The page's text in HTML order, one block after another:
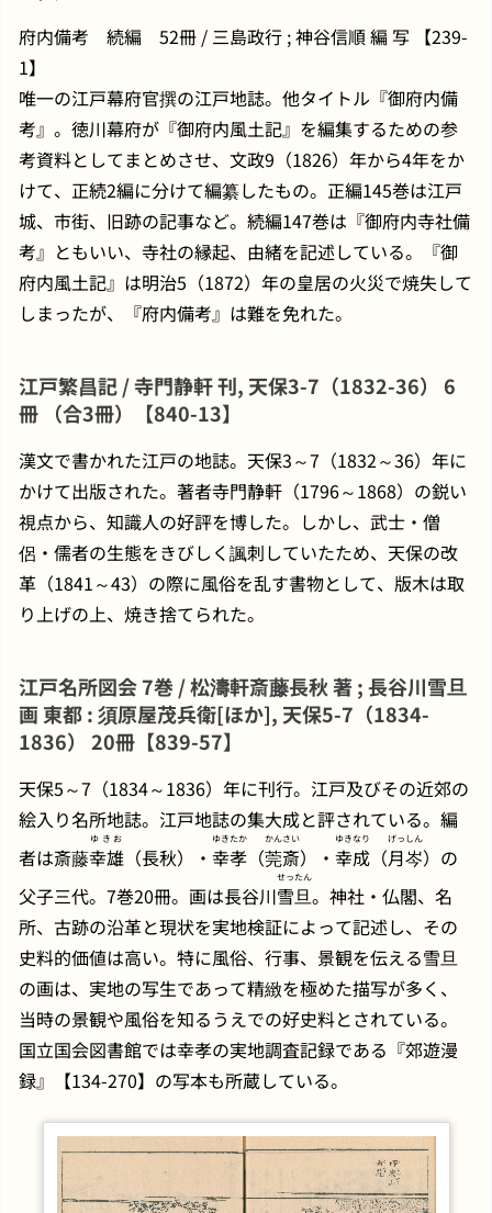
府内備考 続編 52冊 / 三島政行 ; 神谷信順 編 写 【239-
1】
唯一の江戸幕府官撰の江戸地誌。他タイトル『御府内備
考』。徳川幕府が『御府内風土記』を編集するための参
考資料としてまとめさせ、文政9（1826）年から4年をか
けて、正続2編に分けて編纂したもの。正編145巻は江戸
城、市街、旧跡の記事など。続編147巻は『御府内寺社備
考』ともいい、寺社の縁起、由緒を記述している。『御
府内風土記』は明治5（1872）年の皇居の火災で焼失して
しまったが、『府内備考』は難を免れた。
江戸繁昌記 / 寺門静軒 刊, 天保3-7（1832-36） 6
冊 （合3冊）【840-13】
漢文で書かれた江戸の地誌。天保3～7（1832～36）年に
かけて出版された。著者寺門静軒（1796～1868）の鋭い
視点から、知識人の好評を博した。しかし、武士・僧
侶・儒者の生態をきびしく諷刺していたため、天保の改
革（1841～43）の際に風俗を乱す書物として、版木は取
り上げの上、焼き捨てられた。
江戸名所図会 7巻 / 松濤軒斎藤長秋 著 ; 長谷川雪旦
画 東都 : 須原屋茂兵衛[ほか], 天保5-7（1834-
1836） 20冊【839-57】
天保5～7（1834～1836）年に刊行。江戸及びその近郊の
絵入り名所地誌。江戸地誌の集大成と評されている。編
者は斎藤幸雄
ゆきお
（長秋）・ 幸孝
ゆきたか
（莞斎
かんさい
）・ 幸成
ゆきなり
（月岑
げっしん
）の
父子三代。7巻20冊。画は長谷川雪旦
せったん
。神社・仏閣、名
所、古跡の沿革と現状を実地検証によって記述し、その
史料的価値は高い。特に風俗、行事、景観を伝える雪旦
の画は、実地の写生であって精緻を極めた描写が多く、
当時の景観や風俗を知るうえでの好史料とされている。
国立国会図書館では幸孝の実地調査記録である『郊遊漫
録』【134-270】の写本も所蔵している。